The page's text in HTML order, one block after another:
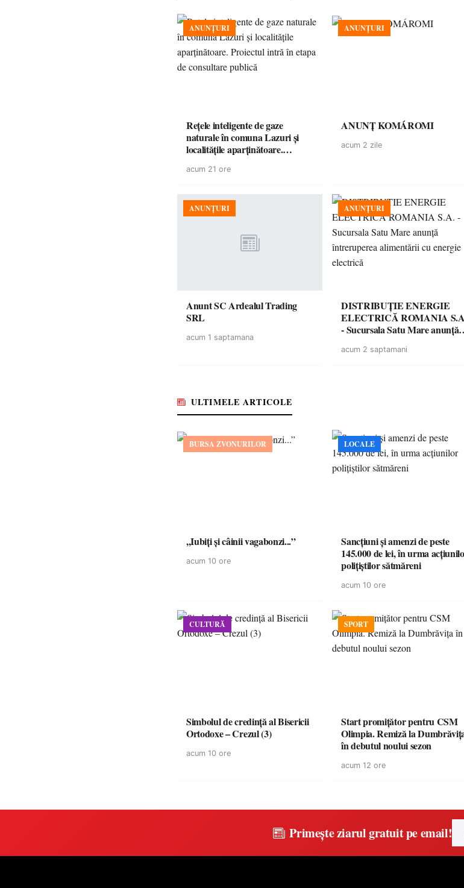
ANUNȚURI
Rețele inteligente de gaze
naturale în comuna Lazuri și
localitățile aparținătoare.
consultare publică
acum 21 ore
ANUNȚURI
ANUNȚ KOMÁROMI
acum 2 zile
ANUNȚURI
Anunt SC Ardealul Trading
SRL
acum 1 saptamana
ANUNȚURI
DISTRIBUȚIE ENERGIE
ELECTRICĂ ROMANIA
- Sucursala Satu Mare anunţă
energie electrică
acum 2 saptamani
ULTIMELE ARTICOLE
BURSA ZVONURILOR
,,Iubiți și câinii vagabonzi...”
acum 10 ore
LOCALE
Sancțiuni și amenzi de peste
145.000 de lei, în urma
polițiștilor sătmăreni
acum 10 ore
CULTURĂ
Simbolul de credinţă al Bisericii
Ortodoxe – Crezul (3)
acum 10 ore
SPORT
Start promițător pentru CSM
Olimpia. Remiză la
în debutul noului sezon
acum 12 ore
Primește ziarul gratuit pe email!